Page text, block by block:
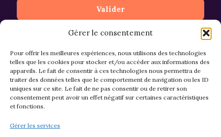
Gérer le consentement
Pour offrir les meilleures expériences, nous utilisons des technologies
telles que les cookies pour stocker et/ou accéder aux informations des
appareils. Le fait de consentir à ces technologies nous permettra de
traiter des données telles que le comportement de navigation ou les ID
uniques sur ce site. Le fait de ne pas consentir ou de retirer son
consentement peut avoir un effet négatif sur certaines caractéristiques
et fonctions.
Gérer les services
CGV et Retours